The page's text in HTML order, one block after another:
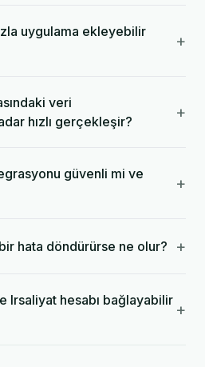
uygulama ekleyebilir
+
veri
hızlı gerçekleşir?
+
güvenli mi ve
+
hata döndürürse ne olur? +
Irsaliyat hesabı bağlayabilir +